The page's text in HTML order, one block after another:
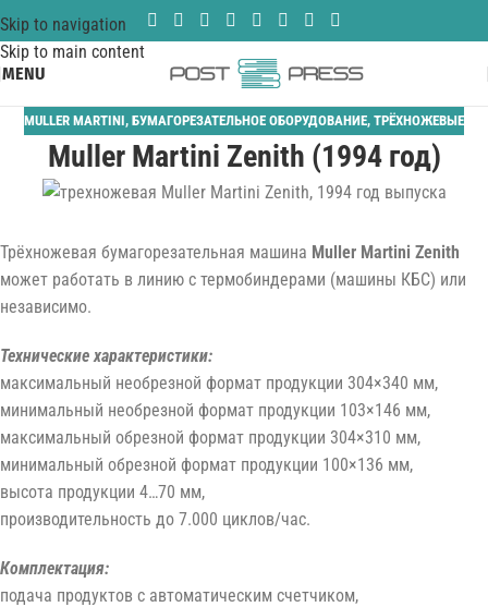
Skip to navigation
Skip to main content
MENU
MULLER MARTINI, БУМАГОРЕЗАТЕЛЬНОЕ ОБОРУДОВАНИЕ, ТРЁХНОЖЕВЫЕ
Muller Martini Zenith (1994 год)
Трёхножевая бумагорезательная машина Muller Martini Zenith
может работать в линию с термобиндерами (машины КБС) или
независимо.
Технические характеристики:
максимальный необрезной формат продукции 304×340 мм,
минимальный необрезной формат продукции 103×146 мм,
максимальный обрезной формат продукции 304×310 мм,
минимальный обрезной формат продукции 100×136 мм,
высота продукции 4…70 мм,
производительность до 7.000 циклов/час.
Комплектация:
подача продуктов с автоматическим счетчиком,